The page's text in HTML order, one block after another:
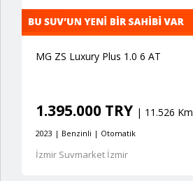
MG ZS Luxury Plus 1.0 6 AT
1.395.000 TRY | 11.526 Km
2023 | Benzinli | Otomatik
İzmir Suvmarket İzmir